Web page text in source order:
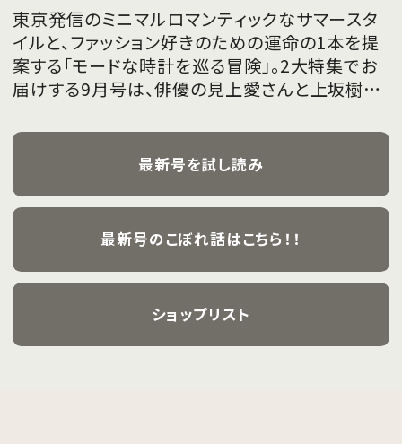
東京発信のミニマルロマンティックなサマースタ
イルと、ファッション好きのための運命の1本を提
案する「モードな時計を巡る冒険」。2大特集でお
届けする9月号は、俳優の見上愛さんと上坂樹里
飾ります。
最新号を試し読み
最新号のこぼれ話はこちら！！
ショップリスト